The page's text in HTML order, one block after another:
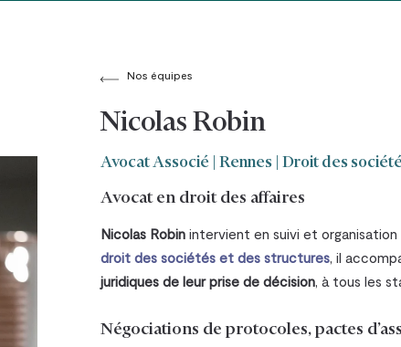
Nos équipes
Nicolas Robin
Avocat Associé | Rennes | Droit des
Avocat en droit des affaires
Nicolas Robin intervient en suivi et
droit des sociétés et des structures, il
juridiques de leur prise de décision, à tous les
Négociations de protocoles, pactes